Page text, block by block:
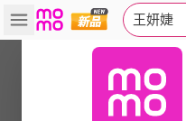
王妍婕